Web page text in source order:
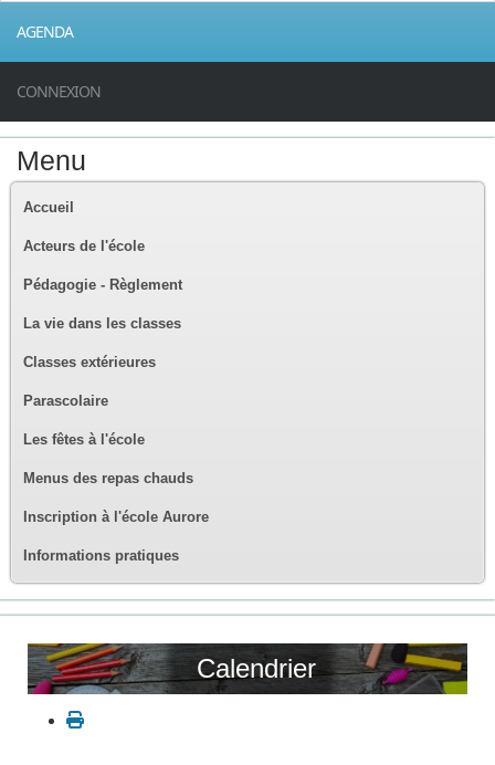
AGENDA
CONNEXION
Menu
Accueil
Acteurs de l'école
Pédagogie - Règlement
La vie dans les classes
Classes extérieures
Parascolaire
Les fêtes à l'école
Menus des repas chauds
Inscription à l'école Aurore
Informations pratiques
Calendrier